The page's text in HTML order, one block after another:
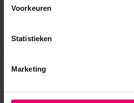
Voorkeuren
Statistieken
Marketing
Eerder bekeken